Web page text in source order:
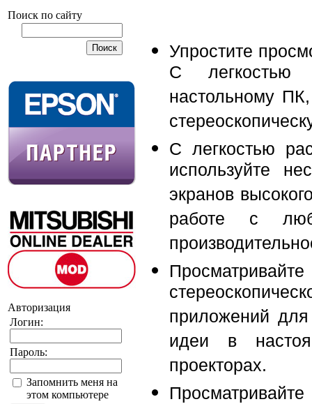
Поиск по сайту
Авторизация
Логин:
Пароль:
Запомнить меня на
этом компьютере
Упростите
С легкостью
настольному
С легкостью
используйте
экранов
работе с
приложений
идеи в
проекторах.